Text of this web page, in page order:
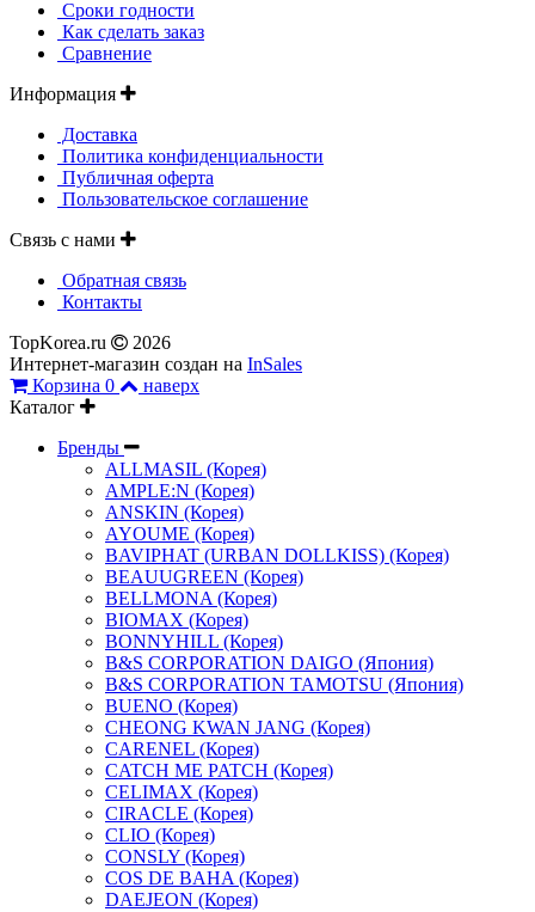
Сроки годности
Как сделать заказ
Сравнение
Информация
Доставка
Политика конфиденциальности
Публичная оферта
Пользовательское соглашение
Связь с нами
Обратная связь
Контакты
TopKorea.ru
2026
Интернет-магазин создан на InSales
Корзина 0
наверх
Каталог
Бренды
ALLMASIL (Корея)
AMPLE:N (Корея)
ANSKIN (Корея)
AYOUME (Корея)
BAVIPHAT (URBAN DOLLKISS) (Корея)
BEAUUGREEN (Корея)
BELLMONA (Корея)
BIOMAX (Корея)
BONNYHILL (Корея)
B&S CORPORATION DAIGO (Япония)
B&S CORPORATION TAMOTSU (Япония)
BUENO (Корея)
CHEONG KWAN JANG (Корея)
CARENEL (Корея)
CATCH ME PATCH (Корея)
CELIMAX (Корея)
CIRACLE (Корея)
CLIO (Корея)
CONSLY (Корея)
COS DE BAHA (Корея)
DAEJEON (Корея)